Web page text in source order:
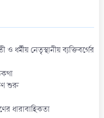
নেতৃস্থানীয় ব্যক্তিবর্গের
শুরু
ধারাবাহিকতা